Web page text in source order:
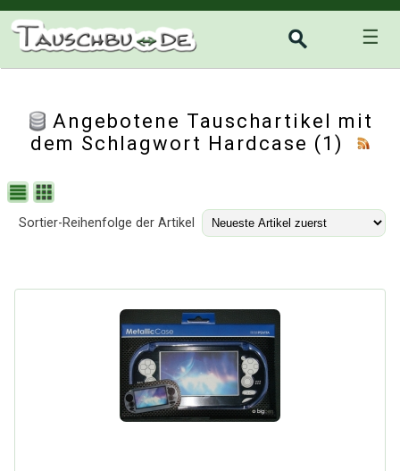
☰
Angebotene Tauschartikel mit
dem Schlagwort Hardcase (1)
Sortier-Reihenfolge der Artikel